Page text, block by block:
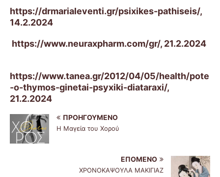
https://drmarialeventi.gr/psixikes-pathiseis/,
14.2.2024
https://www.neuraxpharm.com/gr/, 21.2.2024
https://www.tanea.gr/2012/04/05/health/pote
-o-thymos-ginetai-psyxiki-diataraxi/,
21.2.2024
ΠΡΟΗΓΟΎΜΕΝΟ
Η Μαγεία του Χορού
ΕΠΌΜΕΝΟ
ΧΡΟΝΟΚΑΨΟΥΛΑ ΜΑΚΙΓΙΑΖ